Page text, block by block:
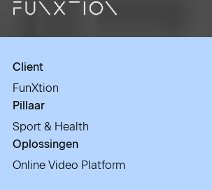
Client
FunXtion
Pillaar
Sport & Health
Oplossingen
Online Video Platform